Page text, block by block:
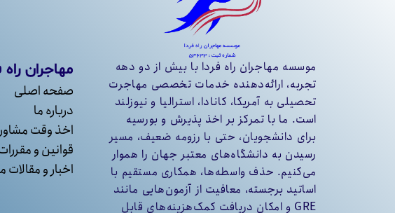
موسسه مهاجران راه فردا با بیش از دو دهه
تجربه، ارائه‌دهنده خدمات تخصصی مهاجرت
تحصیلی به آمریکا، کانادا، استرالیا و نیوزلند
است. ما با تمرکز بر اخذ پذیرش و بورسیه
برای دانشجویان، حتی با رزومه ضعیف، مسیر
رسیدن به دانشگاه‌های معتبر جهان را هموار
می‌کنیم. حذف واسطه‌ها، همکاری مستقیم با
اساتید برجسته، معافیت از آزمون‌هایی مانند
GRE و امکان دریافت کمک‌هزینه‌های قابل
مهاجران راه
صفحه اصلی
درباره ما
اخذ وقت
قوانین و
اخبار و مقالات